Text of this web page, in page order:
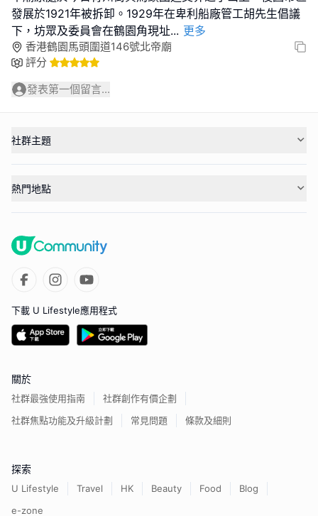
發展於1921年被拆卸。1929年在卑利船廠管工胡先生倡議
下，坊眾及委員會在鶴園角現址... 更多
香港鶴園馬頭圍道146號北帝廟
評分
發表第一個留言...
社群主題
熱門地點
下載 U Lifestyle應用程式
關於
社群最強使用指南
社群創作有價企劃
社群焦點功能及升級計劃
常見問題 條款及細則
探索
U Lifestyle Travel HK Beauty Food
Blog
e-zone